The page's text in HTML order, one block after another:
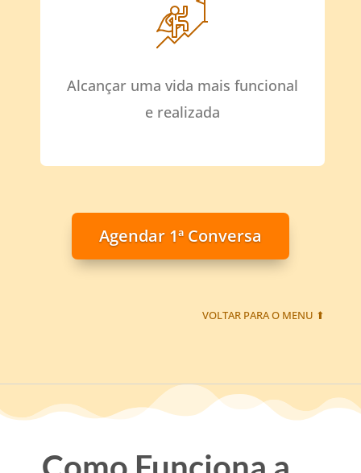
Alcançar uma vida mais funcional
e realizada
Agendar 1ª Conversa
VOLTAR PARA O MENU ⬆